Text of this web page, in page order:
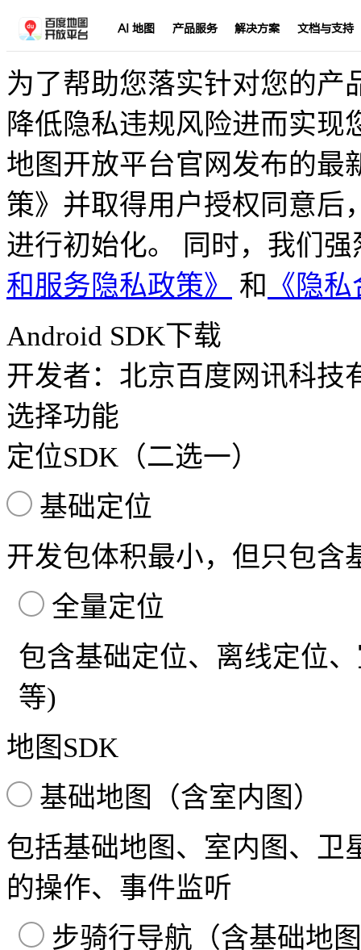
AI 地图 产品服务 解决方案 文档与支持
为了帮助您落实针对您的产
降低隐私违规风险进而实
地图开放平台官网发布的最
策》并取得用户授权同意后
进行初始化。 同时，我们
和服务隐私政策》
和
《隐
Android SDK下载
开发者：北京百度网讯科技
选择功能
定位SDK（二选一）
基础定位
开发包体积最小，但只包含
全量定位
包含基础定位、离线定位
等)
地图SDK
基础地图（含室内图）
包括基础地图、室内图、卫
的操作、事件监听
步骑行导航（含基础地